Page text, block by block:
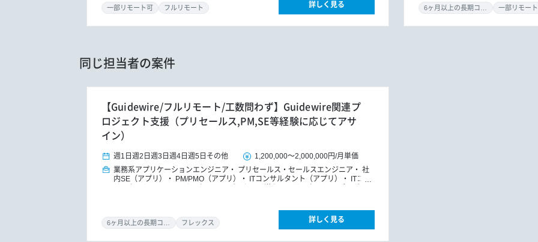
一部リモート可 フルリモート 詳しく見る 一部リモー
同じ担当者の案件
【Guidewire/フルリモート/工数問わず】Guidewire関連プ
ロジェクト支援（プリセールス,PM,SE等経験に応じてアサ
イン）
週1日 週2日 週3日 週4日 週5日 その他 1,200,000～2,000,000円/月単価
業務系アプリケーションエンジニア
プリセールス・セールスエンジニア
社
内SE（アプリ）
PM/PMO（アプリ） ITコンサルタント（アプリ）
ITコン
フレックス 詳しく見る